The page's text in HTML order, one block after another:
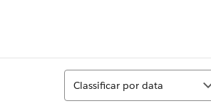
Classificar
Classificar por data